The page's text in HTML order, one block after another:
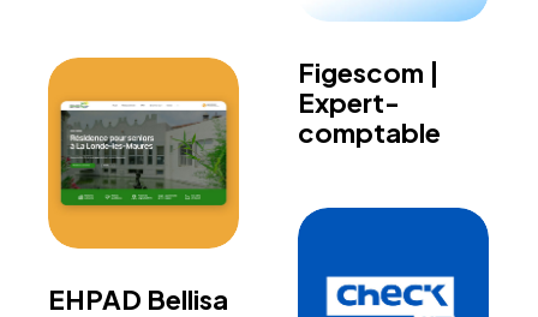
Figescom |
Expert-
comptable
EHPAD Bellisa